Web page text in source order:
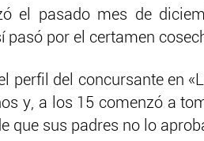
el pasado mes de
pasó por el certamen
perfil del concursante en
y, a los 15 comenzó a
que sus padres no lo